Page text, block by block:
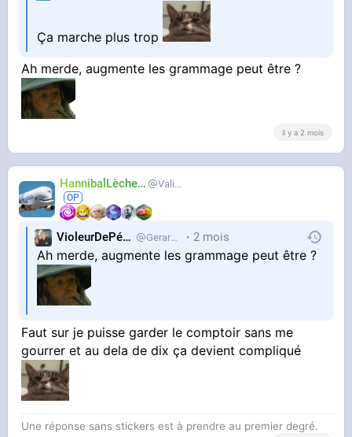
Ça marche plus trop
Ah merde, augmente les grammage peut être ?
il y a 2 mois
HannibalLècheur Valium
VioleurDePédo Gerardlevain 2 mois
Ah merde, augmente les grammage peut être ?
Faut sur je puisse garder le comptoir sans me
gourrer et au dela de dix ça devient compliqué
Une réponse sans stickers est à prendre au premier degré.